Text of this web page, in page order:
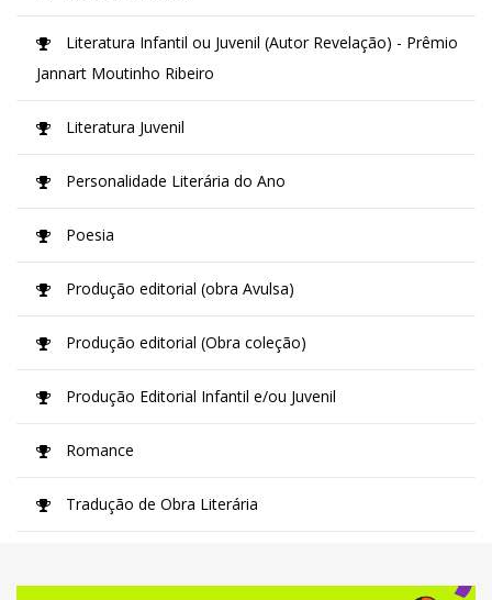
Literatura Infantil ou Juvenil (Autor Revelação) - Prêmio
Jannart Moutinho Ribeiro
Literatura Juvenil
Personalidade Literária do Ano
Poesia
Produção editorial (obra Avulsa)
Produção editorial (Obra coleção)
Produção Editorial Infantil e/ou Juvenil
Romance
Tradução de Obra Literária